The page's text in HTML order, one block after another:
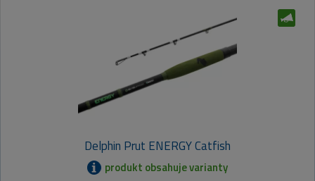
Delphin Prut ENERGY Catfish
produkt obsahuje varianty